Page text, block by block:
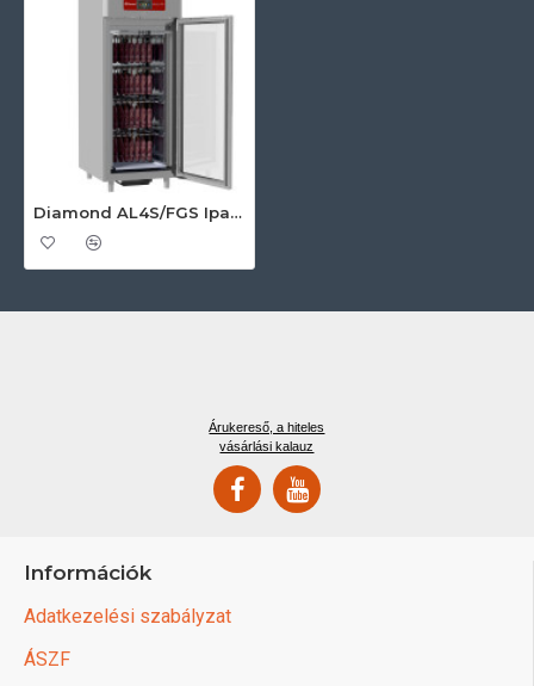
Diamond AL4S/FGS Ipari konyhai előkészítés
Árukereső, a hiteles
vásárlási kalauz
Információk
Adatkezelési szabályzat
ÁSZF